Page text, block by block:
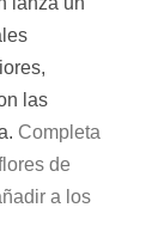
las
Completa
de
a los